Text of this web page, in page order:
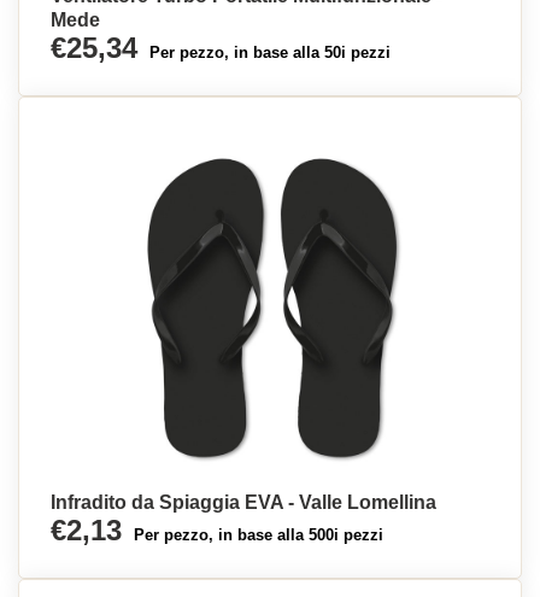
Mede
€25,34 Per pezzo, in base alla 50i pezzi
Infradito da Spiaggia EVA - Valle Lomellina
€2,13 Per pezzo, in base alla 500i pezzi